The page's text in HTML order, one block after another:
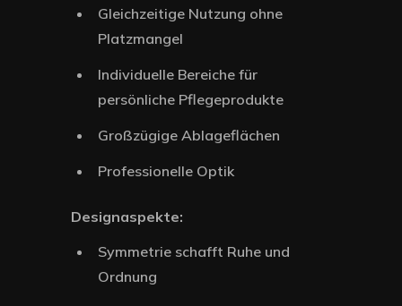
Gleichzeitige Nutzung ohne
Platzmangel
Individuelle Bereiche für
persönliche Pflegeprodukte
Großzügige Ablageflächen
Professionelle Optik
Designaspekte:
Symmetrie schafft Ruhe und
Ordnung